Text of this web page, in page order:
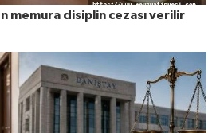
memura disiplin cezası verilir